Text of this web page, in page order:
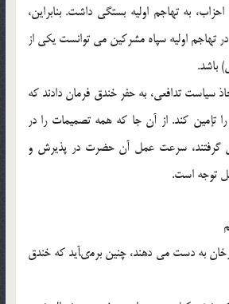
به تهاجم اولیه بستگى داشت. بنابراین،
تهاجم اولیه سپاه مشرکین مى توانست یکى از
باشد.
سیاست تدافعى، به حفر خندق فرمان دادند که
تإمین کند. از آن جا که همه تصمیمات را در
گرفتند، سرعت عمل آن حضرت در پذیرش و
توجه است.
به دست مى دهند، چنین برمىآید که خندق